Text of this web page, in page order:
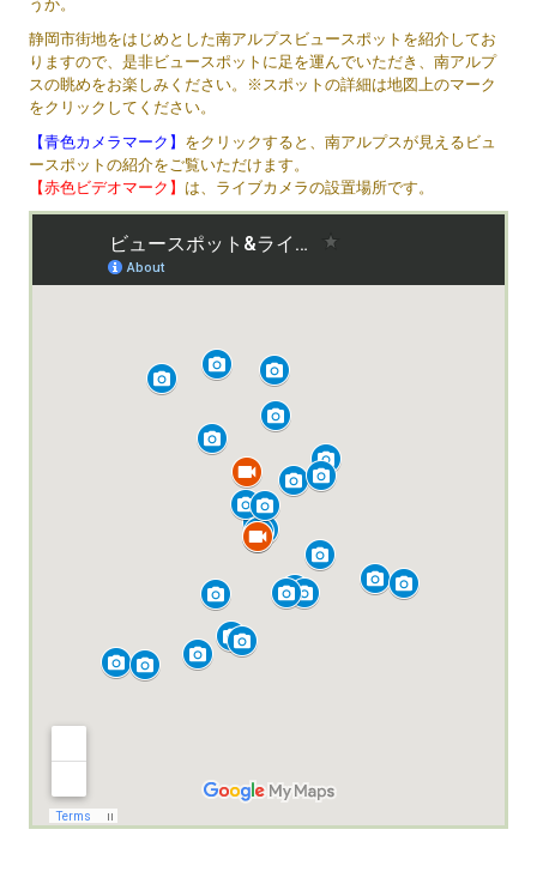
うか。
静岡市街地をはじめとした南アルプスビュースポットを紹介してお
りますので、是非ビュースポットに足を運んでいただき、南アルプ
スの眺めをお楽しみください。
※スポットの詳細は地図上のマーク
をクリックしてください。
【青色カメラマーク】 をクリックすると、南アルプスが見えるビュ
ースポットの紹介をご覧いただけます。
【赤色ビデオマーク】 は、ライブカメラの設置場所です。